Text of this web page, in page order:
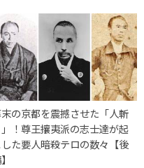
の京都を震撼させた「人斬
」！尊王攘夷派の志士達が起
した要人暗殺テロの数々【後